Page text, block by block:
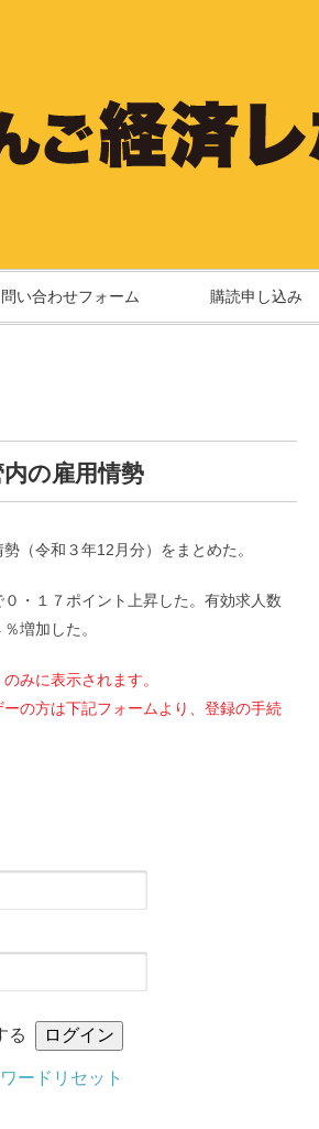
い合わせフォーム 購読申し込み
の雇用情勢
（令和３年12月分）をまとめた。
・１７ポイント上昇した。有効求人数
増加した。
みに表示されます。
の方は下記フォームより、登録の手続
る
ードリセット